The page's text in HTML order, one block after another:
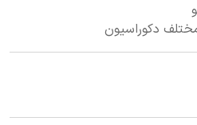
دکوراسیون